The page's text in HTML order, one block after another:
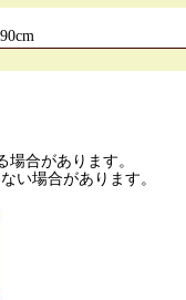
合があります。
い場合があります。